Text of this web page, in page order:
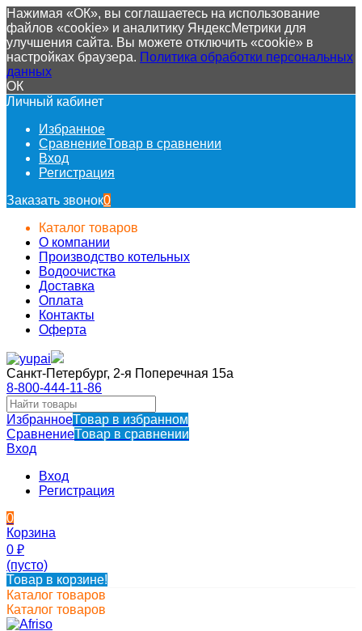
Нажимая «ОК», вы соглашаетесь на использование
файлов «cookie» и аналитику ЯндексМетрики для
улучшения сайта. Вы можете отключить «cookie» в
настройках браузера. Политика обработки персональных
данных
ОК
Личный кабинет
Избранное
СравнениеТовар в сравнении
Вход
Регистрация
Заказать звонок0
Каталог товаров
О компании
Производство котельных
Водоочистка
Доставка
Оплата
Контакты
Оферта
Санкт-Петербург, 2-я Поперечная 15а
8-800-444-11-86
ИзбранноеТовар в избранном
СравнениеТовар в сравнении
Вход
Вход
Регистрация
0
Корзина
0 ₽
(пусто)
Товар в корзине!
Каталог товаров
Каталог товаров